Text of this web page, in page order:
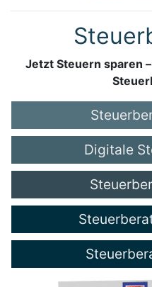
Jetzt Steuern sparen
Digitale